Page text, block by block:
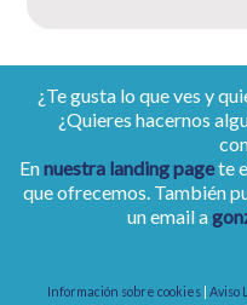
¿Te gusta lo que ves y
¿Quieres hacernos
Ennuestra landing pagete
que ofrecemos. También
un email a
Información sobre cookies | Aviso